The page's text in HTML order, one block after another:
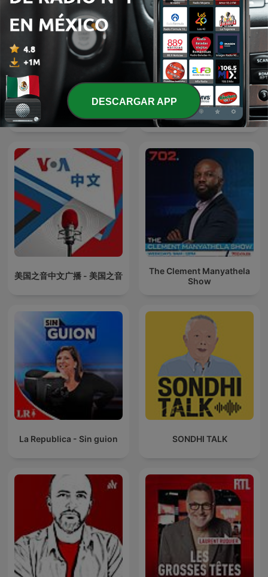
Kriminálka Forklart
美国之音中文广播 - 美国之音
The Clement Manyathela
Show
La Republica - Sin guion SONDHI TALK
DESCARGAR APP